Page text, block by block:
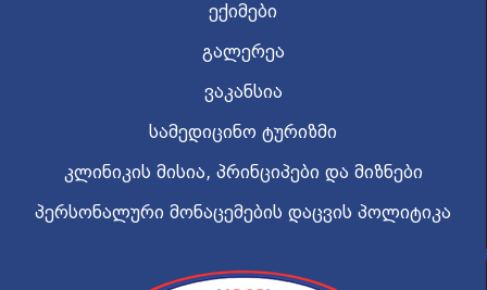
ექიმები
გალერეა
ვაკანსია
სამედიცინო ტურიზმი
კლინიკის მისია, პრინციპები და მიზნები
პერსონალური მონაცემების დაცვის პოლიტიკა